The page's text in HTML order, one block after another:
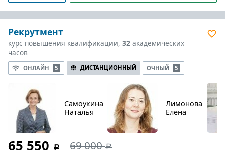
Рекрутмент
курс повышения квалификации, 32 академических
часов
ОНЛАЙН 5 ДИСТАНЦИОННЫЙ ОЧНЫЙ 5
Самоукина
Наталья
Лимонова
Елена
65 550 69 000